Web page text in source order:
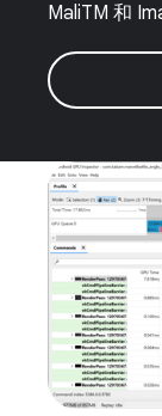
MaliTM 和